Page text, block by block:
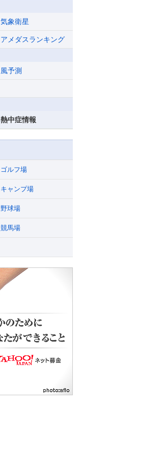
気象衛星
アメダスランキング
風予測
熱中症情報
ゴルフ場
キャンプ場
野球場
競馬場